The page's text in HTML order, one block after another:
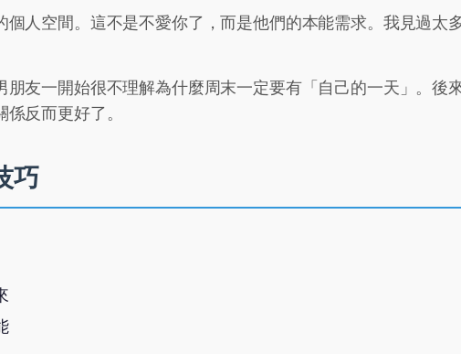
個人空間。這不是不愛你了，而是他們的本能需求。我見過太
友一開始很不理解為什麼周末一定要有「自己的一天」。後
反而更好了。
巧